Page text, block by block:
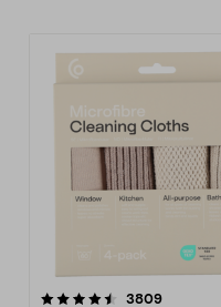
3809arvostelut
4.5viidestä